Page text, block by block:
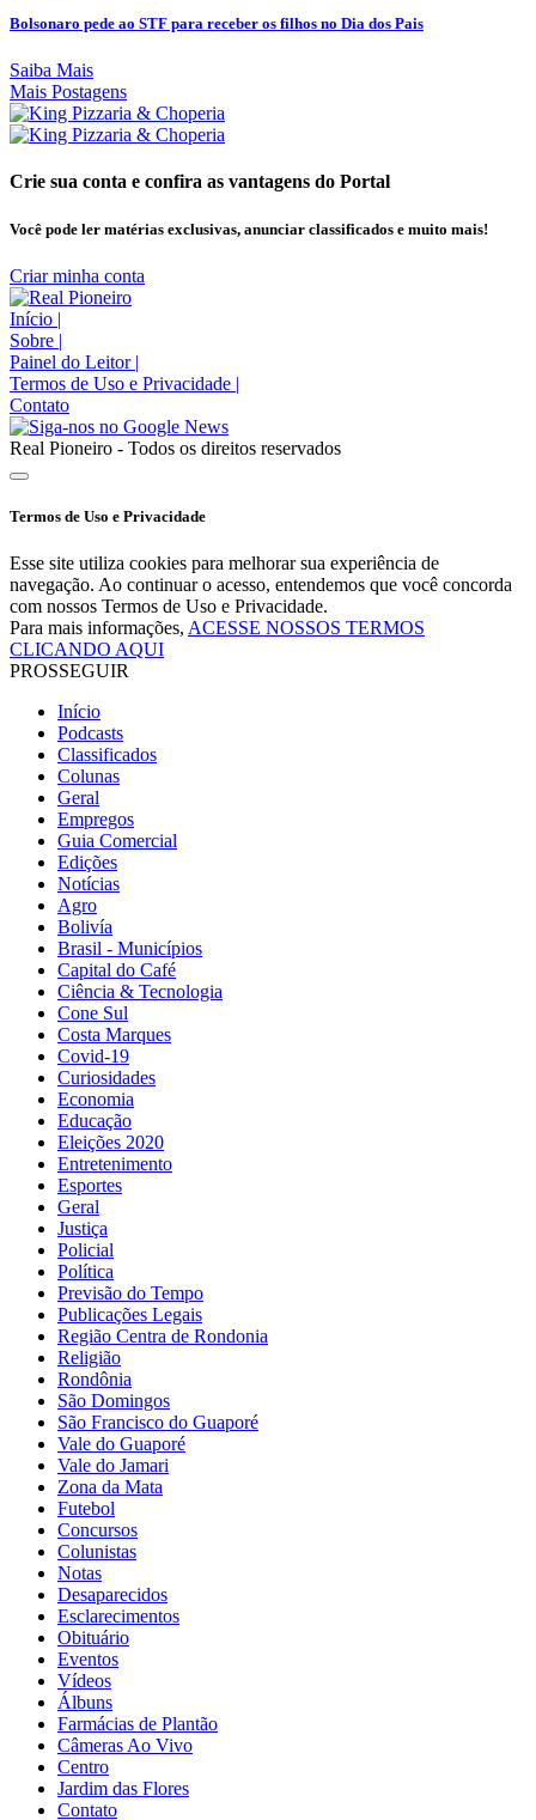
Bolsonaro pede ao STF para receber os filhos no Dia dos Pais
Saiba Mais
Mais Postagens
Crie sua conta e confira as vantagens do Portal
Você pode ler matérias exclusivas, anunciar classificados e muito mais!
Criar minha conta
Início |
Sobre |
Painel do Leitor |
Termos de Uso e Privacidade |
Contato
Real Pioneiro - Todos os direitos reservados
Termos de Uso e Privacidade
Esse site utiliza cookies para melhorar sua experiência de
navegação. Ao continuar o acesso, entendemos que você concorda
com nossos Termos de Uso e Privacidade.
Para mais informações, ACESSE NOSSOS TERMOS
CLICANDO AQUI
PROSSEGUIR
Início
Podcasts
Classificados
Colunas
Geral
Empregos
Guia Comercial
Edições
Notícias
Agro
Bolivía
Brasil - Municípios
Capital do Café
Ciência & Tecnologia
Cone Sul
Costa Marques
Covid-19
Curiosidades
Economia
Educação
Eleições 2020
Entretenimento
Esportes
Geral
Justiça
Policial
Política
Previsão do Tempo
Publicações Legais
Região Centra de Rondonia
Religião
Rondônia
São Domingos
São Francisco do Guaporé
Vale do Guaporé
Vale do Jamari
Zona da Mata
Futebol
Concursos
Colunistas
Notas
Desaparecidos
Esclarecimentos
Obituário
Eventos
Vídeos
Álbuns
Farmácias de Plantão
Câmeras Ao Vivo
Centro
Jardim das Flores
Contato